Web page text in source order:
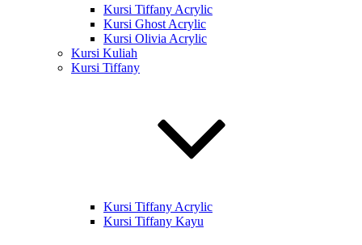
Kursi Tiffany Acrylic
Kursi Ghost Acrylic
Kursi Olivia Acrylic
Kursi Kuliah
Kursi Tiffany
Kursi Tiffany Acrylic
Kursi Tiffany Kayu